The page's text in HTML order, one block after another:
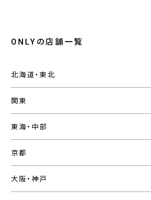
ONLYの店舗一覧
北海道・東北
関東
東海・中部
京都
大阪・神戸